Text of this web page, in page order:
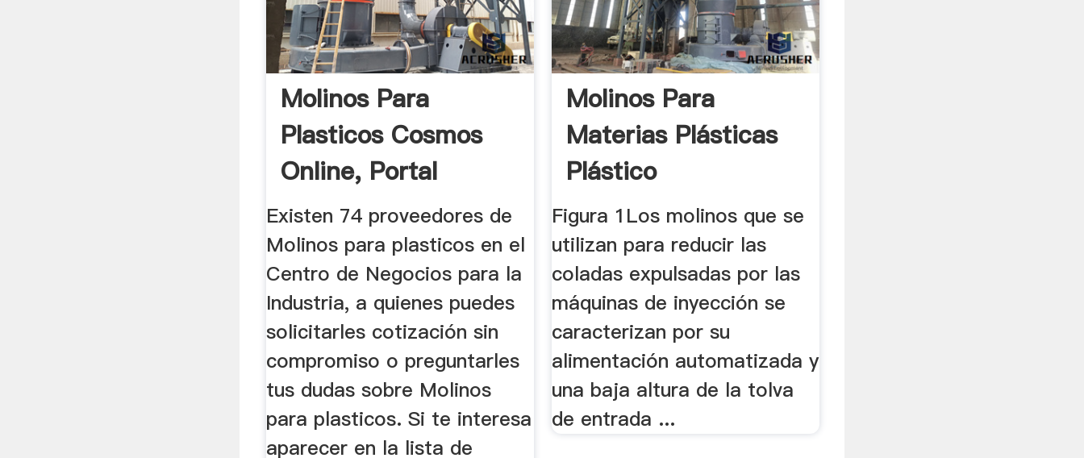
Molinos Para
Plasticos Cosmos
Online, Portal
Industrial B2B
Existen 74 proveedores de
Molinos para plasticos en el
Centro de Negocios para la
Industria, a quienes puedes
solicitarles cotización sin
compromiso o preguntarles
tus dudas sobre Molinos
para plasticos. Si te interesa
aparecer en la lista de
Molinos Para
Materias Plásticas
Plástico
Figura 1Los molinos que se
utilizan para reducir las
coladas expulsadas por las
máquinas de inyección se
caracterizan por su
alimentación automatizada y
una baja altura de la tolva
de entrada ...